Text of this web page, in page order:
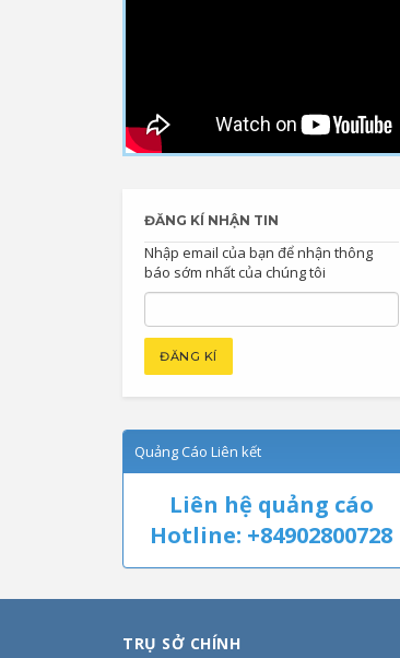
ĐĂNG KÍ NHẬN TIN
Nhập email của bạn để nhận thông
báo sớm nhất của chúng tôi
Quảng Cáo Liên kết
Liên hệ quảng cáo
Hotline: +84902800728
TRỤ SỞ CHÍNH